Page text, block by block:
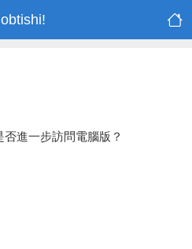
進一步訪問電腦版？